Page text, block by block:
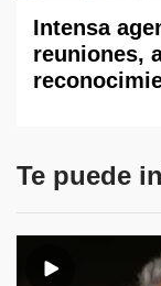
Intensa
reuniones,
Te puede